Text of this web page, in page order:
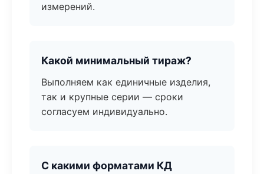
измерений.
Какой минимальный тираж?
Выполняем как единичные изделия,
так и крупные серии — сроки
согласуем индивидуально.
С какими форматами КД